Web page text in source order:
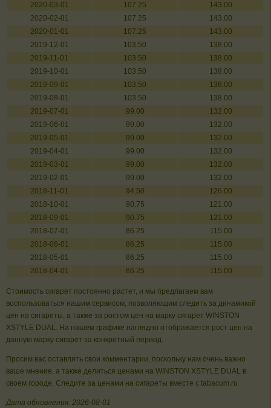
2020-03-01
107.25
143.00
2020-02-01
107.25
143.00
2020-01-01
107.25
143.00
2019-12-01
103.50
138.00
2019-11-01
103.50
138.00
2019-10-01
103.50
138.00
2019-09-01
103.50
138.00
2019-08-01
103.50
138.00
2019-07-01
99.00
132.00
2019-06-01
99.00
132.00
2019-05-01
99.00
132.00
2019-04-01
99.00
132.00
2019-03-01
99.00
132.00
2019-02-01
99.00
132.00
2018-11-01
94.50
126.00
2018-10-01
90.75
121.00
2018-09-01
90.75
121.00
2018-07-01
86.25
115.00
2018-06-01
86.25
115.00
2018-05-01
86.25
115.00
2018-04-01
86.25 115.00
Стоимость сигарет постоянно растет, и мы предлагаем вам
воспользоваться нашим сервисом, позволяющим следить за динамикой
цен на сигареты, а также за ростом цен на марку сигарет WINSTON
XSTYLE DUAL. На нашем графике наглядно отображается рост цен на
данную марку сигарет за конкретный период.
Просим вас оставлять свои комментарии, поскольку нам очень важно
ваше мнение, а также делиться ценами на WINSTON XSTYLE DUAL в
своем городе. Следите за ценами на сигареты вместе с tabacum.ru
Дата обновления: 2026-08-01